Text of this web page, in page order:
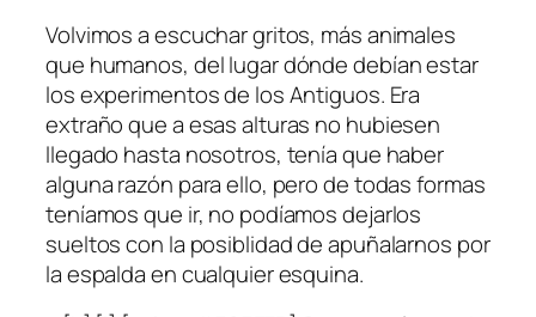
Volvimos a escuchar gritos, más animales
que humanos, del lugar dónde debían estar
los experimentos de los Antiguos. Era
extraño que a esas alturas no hubiesen
llegado hasta nosotros, tenía que haber
alguna razón para ello, pero de todas formas
teníamos que ir, no podíamos dejarlos
sueltos con la posiblidad de apuñalarnos por
la espalda en cualquier esquina.